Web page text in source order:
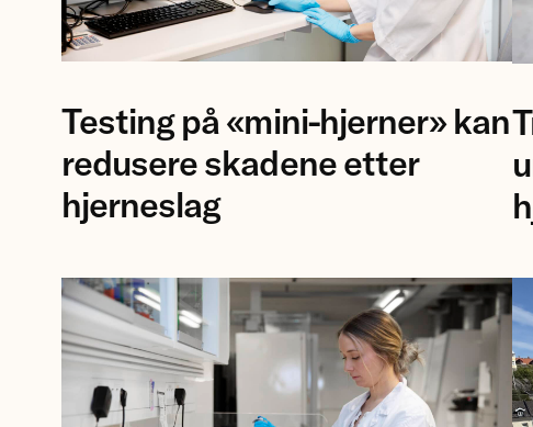
Jing
Ye
ved
NTNU.
Testing på «mini-hjerner» kan
redusere skadene etter
hjerneslag